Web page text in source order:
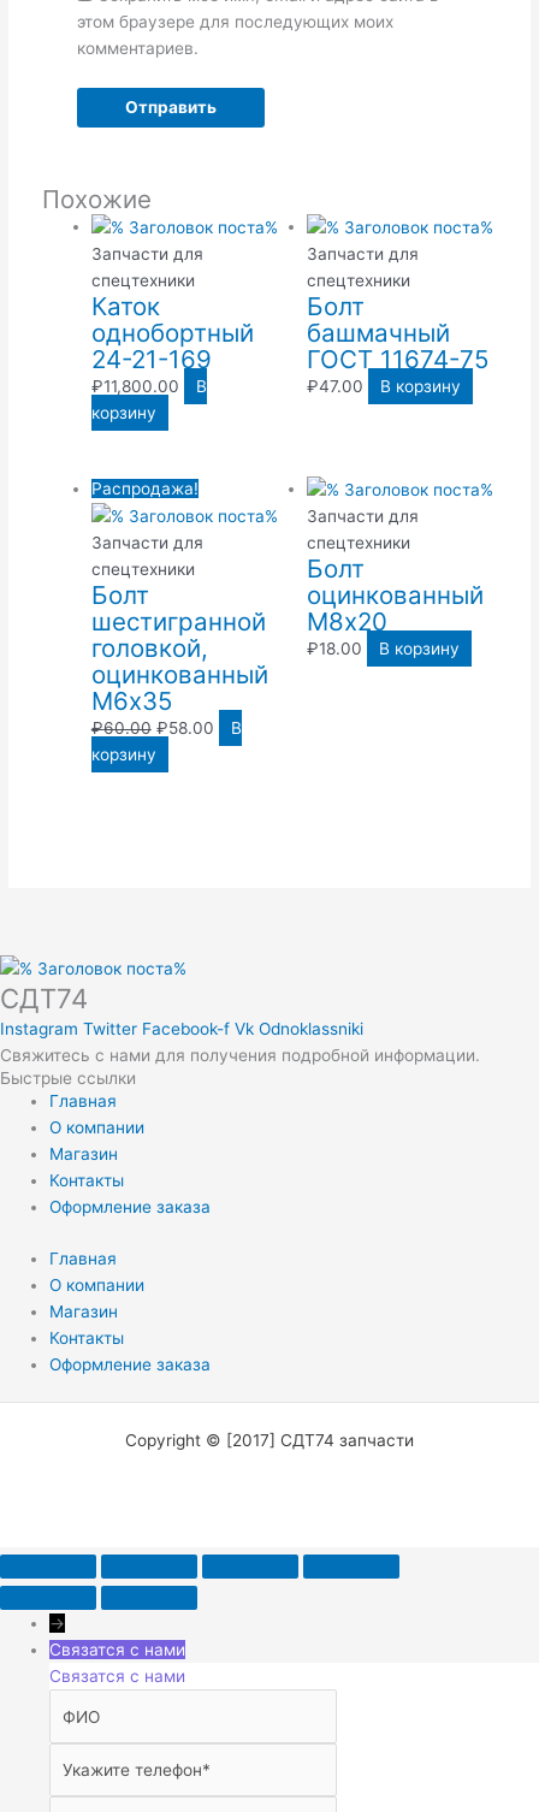
этом браузере для последующих моих
комментариев.
Похожие
Запчасти для
спецтехники
Каток
однобортный
24-21-169
₽11,800.00
В
корзину
Запчасти для
спецтехники
Болт
башмачный
ГОСТ 11674-75
₽47.00 В корзину
Распродажа!
Запчасти для
спецтехники
Болт
шестигранной
головкой,
оцинкованный
М6х35
₽60.00
Первоначальная
цена
составляла
₽60.00.
₽58.00
цена:
В
корзину
Запчасти для
спецтехники
Болт
оцинкованный
М8х20
₽18.00 В корзину
СДТ74
Instagram Twitter Facebook-f Vk Odnoklassniki
Свяжитесь с нами для получения подробной информации.
Быстрые ссылки
Главная
О компании
Магазин
Контакты
Оформление заказа
Главная
О компании
Магазин
Контакты
Оформление заказа
Copyright © [2017] СДТ74 запчасти
→
Связатся с нами
Связатся с нами